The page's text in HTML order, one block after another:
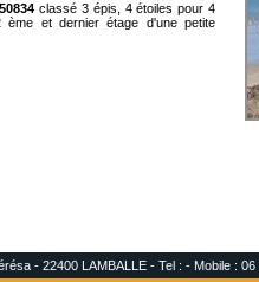
classé 3 épis, 4 étoiles pour 4
ème et dernier étage d'une petite
- 22400 LAMBALLE - Tel : - Mobile : 06